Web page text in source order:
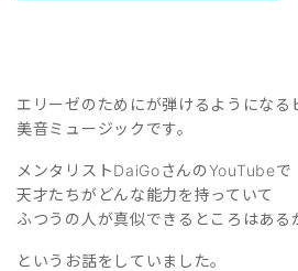
エリーゼのためにが弾けるようになる
美音ミュージックです。
メンタリストDaiGoさんのYouTubeで
天才たちがどんな能力を持っていて
ふつうの人が真似できるところはある
というお話をしていました。